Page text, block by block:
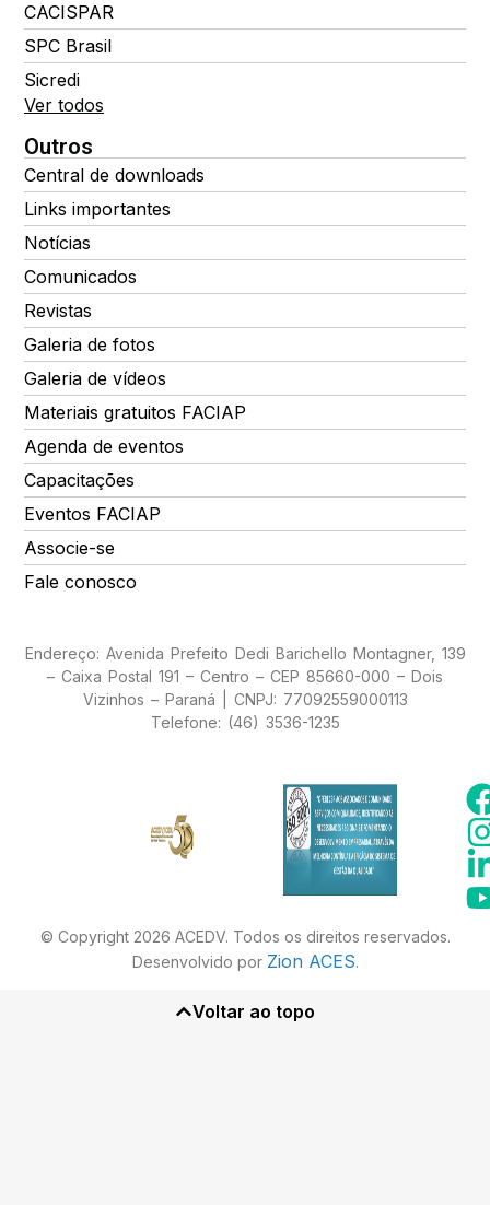
CACISPAR
SPC Brasil
Sicredi
Ver todos
Outros
Central de downloads
Links importantes
Notícias
Comunicados
Revistas
Galeria de fotos
Galeria de vídeos
Materiais gratuitos FACIAP
Agenda de eventos
Capacitações
Eventos FACIAP
Associe-se
Fale conosco
Endereço: Avenida Prefeito Dedi Barichello Montagner, 139
– Caixa Postal 191 – Centro – CEP 85660-000 – Dois
Vizinhos – Paraná | CNPJ: 77092559000113
Telefone: (46) 3536-1235
© Copyright 2026 ACEDV. Todos os direitos reservados.
Desenvolvido por Zion ACES.
Voltar ao topo